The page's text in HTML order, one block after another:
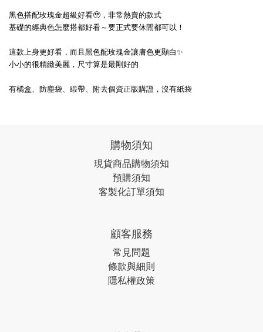
黑色搭配玫瑰金超級好看🥹，非常熱賣的款式
基礎的經典色怎麼搭都好看～要正式要休閒都可以！
這款上身更好看，而且黑色配玫瑰金讓膚色更顯白✨
小小的很精緻美麗，尺寸算是最剛好的
有橘盒、防塵袋、緞帶、附去個資正版購證，沒有紙袋
購物須知
現貨商品購物須知
預購須知
客製化訂單須知
顧客服務
常見問題
條款與細則
隱私權政策